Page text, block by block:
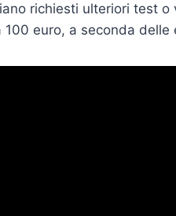
richiesti ulteriori test
euro, a seconda delle